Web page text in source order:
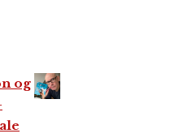
og